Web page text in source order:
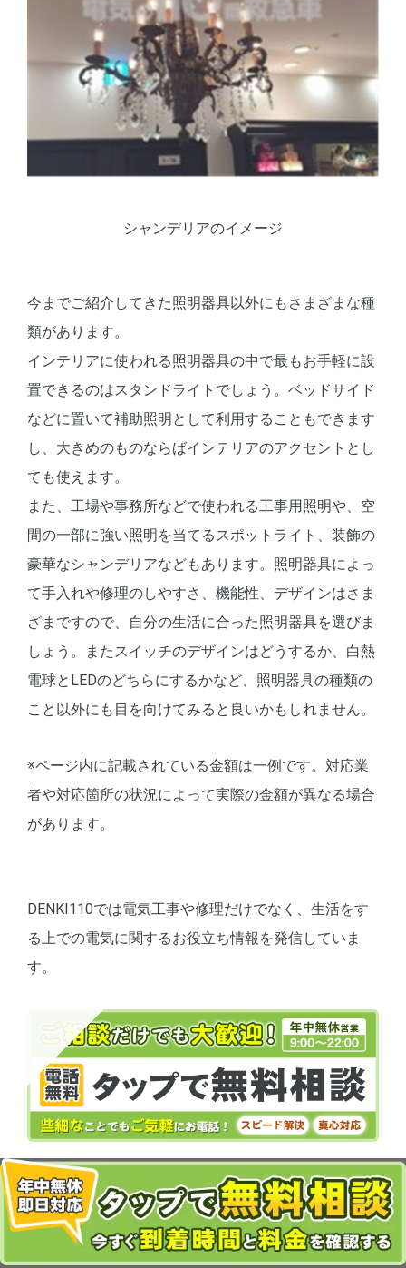
シャンデリアのイメージ
今までご紹介してきた照明器具以外にもさまざまな種
類があります。
インテリアに使われる照明器具の中で最もお手軽に設
置できるのはスタンドライトでしょう。ベッドサイド
などに置いて補助照明として利用することもできます
し、大きめのものならばインテリアのアクセントとし
ても使えます。
また、工場や事務所などで使われる工事用照明や、空
間の一部に強い照明を当てるスポットライト、装飾の
豪華なシャンデリアなどもあります。照明器具によっ
て手入れや修理のしやすさ、機能性、デザインはさま
ざまですので、自分の生活に合った照明器具を選びま
しょう。またスイッチのデザインはどうするか、白熱
電球とLEDのどちらにするかなど、照明器具の種類の
こと以外にも目を向けてみると良いかもしれません。
※ページ内に記載されている金額は一例です。対応業
者や対応箇所の状況によって実際の金額が異なる場合
があります。
DENKI110では電気工事や修理だけでなく、生活をす
る上での電気に関するお役立ち情報を発信していま
す。
この記事を気に入ったらシェアしてくださ
い！